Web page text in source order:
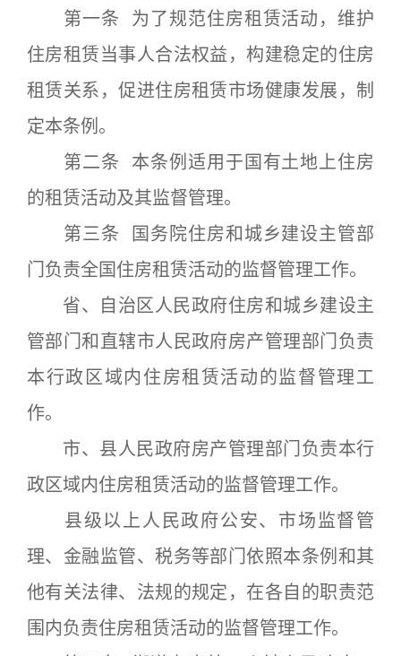
第一条 为了规范住房租赁活动，维护
住房租赁当事人合法权益，构建稳定的住房
租赁关系，促进住房租赁市场健康发展，制
定本条例。
第二条 本条例适用于国有土地上住房
的租赁活动及其监督管理。
第三条 国务院住房和城乡建设主管部
门负责全国住房租赁活动的监督管理工作。
省、自治区人民政府住房和城乡建设主
管部门和直辖市人民政府房产管理部门负责
本行政区域内住房租赁活动的监督管理工
作。
市、县人民政府房产管理部门负责本行
政区域内住房租赁活动的监督管理工作。
县级以上人民政府公安、市场监督管
理、金融监管、税务等部门依照本条例和其
他有关法律、法规的规定，在各自的职责范
围内负责住房租赁活动的监督管理工作。